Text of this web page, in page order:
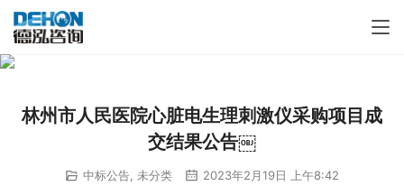
林州市人民医院心脏电生理刺激仪采购项目成
交结果公告￼
中标公告 未分类 2023年2月19日 上午8:42